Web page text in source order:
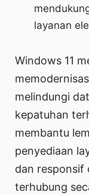
layanan
Windows 11
melindungi
kepatuhan
membantu
penyediaan
dan responsif
terhubung